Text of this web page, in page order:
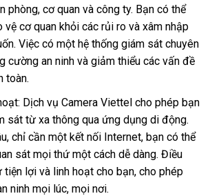
phòng, cơ quan và công ty. Bạn có thể
vệ cơ quan khỏi các rủi ro và xâm nhập
Việc có một hệ thống giám sát chuyên
cường an ninh và giảm thiểu các vấn đề
toàn.
Dịch vụ Camera Viettel cho phép bạn
sát từ xa thông qua ứng dụng di động.
chỉ cần một kết nối Internet, bạn có thể
sát mọi thứ một cách dễ dàng. Điều
tiện lợi và linh hoạt cho bạn, cho phép
ninh mọi lúc, mọi nơi.